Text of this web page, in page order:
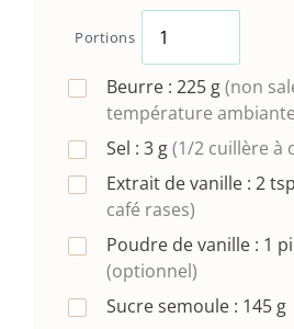
Portions
Beurre : 225 g(non
température
Sel : 3 g(1/2 cuillère à
Extrait de vanille : 2tsp
café rases)
Poudre de vanille : 1
(optionnel)
Sucre semoule : 145 g